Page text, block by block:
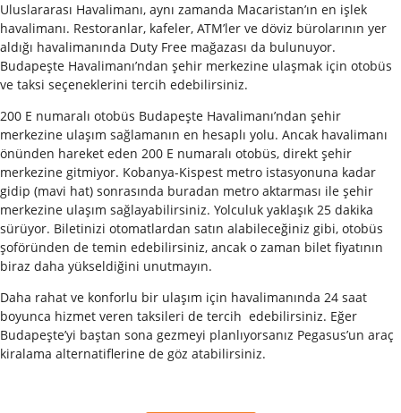
Uluslararası Havalimanı, aynı zamanda Macaristan’ın en işlek
havalimanı. Restoranlar, kafeler, ATM’ler ve döviz bürolarının yer
aldığı havalimanında Duty Free mağazası da bulunuyor.
Budapeşte Havalimanı’ndan şehir merkezine ulaşmak için otobüs
ve taksi seçeneklerini tercih edebilirsiniz.
200 E numaralı otobüs Budapeşte Havalimanı’ndan şehir
merkezine ulaşım sağlamanın en hesaplı yolu. Ancak havalimanı
önünden hareket eden 200 E numaralı otobüs, direkt şehir
merkezine gitmiyor. Kobanya-Kispest metro istasyonuna kadar
gidip (mavi hat) sonrasında buradan metro aktarması ile şehir
merkezine ulaşım sağlayabilirsiniz. Yolculuk yaklaşık 25 dakika
sürüyor. Biletinizi otomatlardan satın alabileceğiniz gibi, otobüs
şoföründen de temin edebilirsiniz, ancak o zaman bilet fiyatının
biraz daha yükseldiğini unutmayın.
Daha rahat ve konforlu bir ulaşım için havalimanında 24 saat
boyunca hizmet veren taksileri de tercih edebilirsiniz. Eğer
Budapeşte’yi baştan sona gezmeyi planlıyorsanız Pegasus’un araç
kiralama alternatiflerine de göz atabilirsiniz.